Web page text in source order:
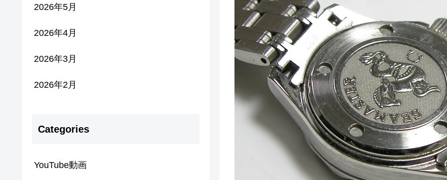
2026年5月
2026年4月
2026年3月
2026年2月
Categories
YouTube動画